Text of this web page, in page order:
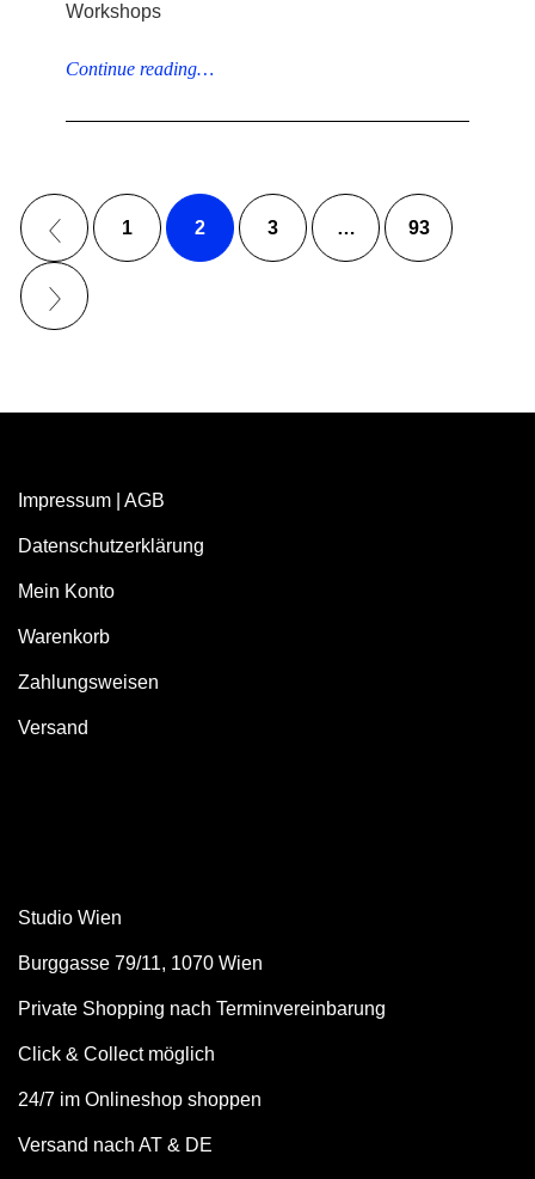
Workshops
Continue reading…
1 2 3 … 93
Impressum AGB
Datenschutzerklärung
Mein Konto
Warenkorb
Zahlungsweisen
Versand
Studio Wien
Burggasse 79/11, 1070 Wien
Private Shopping nach Terminvereinbarung
Click & Collect möglich
24/7 im Onlineshop shoppen
Versand nach AT & DE